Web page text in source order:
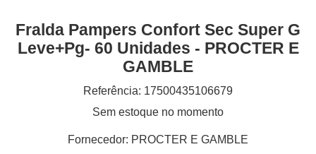
Fralda Pampers Confort Sec Super G
Leve+pg- 60 Unidades - PROCTER E
GAMBLE
Referência: 17500435106679
Sem estoque no momento
Fornecedor: PROCTER E GAMBLE